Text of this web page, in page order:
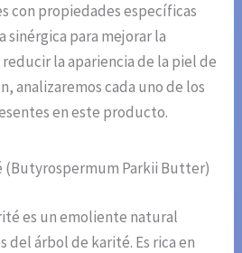
con propiedades específicas
sinérgica para mejorar la
la apariencia de la piel de
analizaremos cada uno de los
en este producto.
(Butyrospermum Parkii Butter)
es un emoliente natural
del árbol de karité. Es rica en